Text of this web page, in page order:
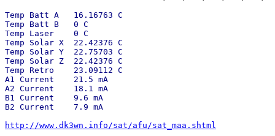
Temp Batt A   16.16763 C
Temp Batt B   0 C
Temp Laser    0 C
Temp Solar X  22.42376 C
Temp Solar Y  22.75703 C
Temp Solar Z  22.42376 C
Temp Retro    23.09112 C
A1 Current    21.5 mA
A2 Current    18.1 mA
B1 Current    9.6 mA
http://www.dk3wn.info/sat/afu/sat_maa.shtml